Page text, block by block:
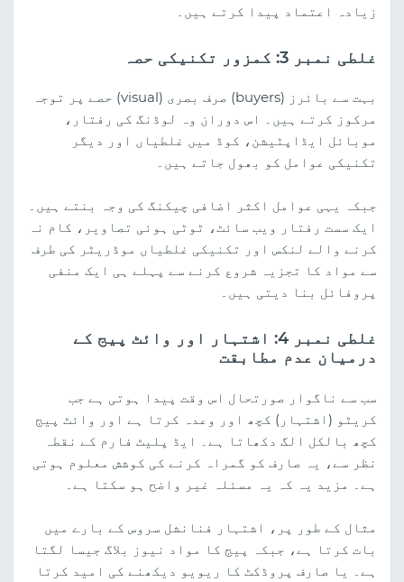
زیادہ اعتماد پیدا کرتے ہیں۔
غلطی نمبر 3: کمزور تکنیکی حصہ
بہت سے بائرز (buyers) صرف بصری (visual) حصے پر توجہ
مرکوز کرتے ہیں۔ اس دوران وہ لوڈنگ کی رفتار،
موبائل ایڈاپٹیشن، کوڈ میں غلطیاں اور دیگر
تکنیکی عوامل کو بھول جاتے ہیں۔
جبکہ یہی عوامل اکثر اضافی چیکنگ کی وجہ بنتے ہیں۔
ایک سست رفتار ویب سائٹ، ٹوٹی ہوئی تصاویر، کام نہ
کرنے والے لنکس اور تکنیکی غلطیاں موڈریٹر کی طرف
سے مواد کا تجزیہ شروع کرنے سے پہلے ہی ایک منفی
پروفائل بنا دیتی ہیں۔
غلطی نمبر 4: اشتہار اور وائٹ پیج کے
درمیان عدم مطابقت
سب سے ناگوار صورتحال اس وقت پیدا ہوتی ہے جب
کریٹو (اشتہار) کچھ اور وعدہ کرتا ہے اور وائٹ پیج
کچھ بالکل الگ دکھاتا ہے۔ ایڈ پلیٹ فارم کے نقطہ
نظر سے، یہ صارف کو گمراہ کرنے کی کوشش معلوم ہوتی
ہے۔ مزید یہ کہ یہ مسئلہ غیر واضح ہو سکتا ہے۔
مثال کے طور پر، اشتہار فنانشل سروس کے بارے میں
بات کرتا ہے، جبکہ پیج کا مواد نیوز بلاگ جیسا لگتا
ہے۔ یا صارف پروڈکٹ کا ریویو دیکھنے کی امید کرتا